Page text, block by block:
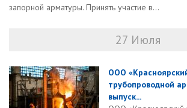
запорной арматуры. Принять участие в...
27 Июля
ООО
трубопроводной
выпуск...